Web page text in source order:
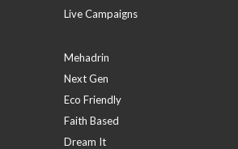
Live Campaigns
Mehadrin
Next Gen
Eco Friendly
Faith Based
Dream It